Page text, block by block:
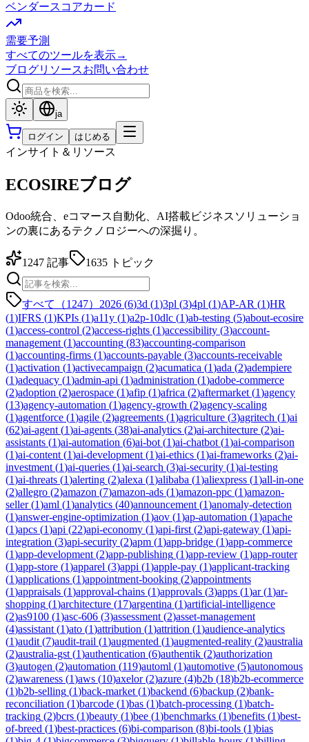
ベンダースコアカード
需要予測
すべてのツールを表示→
ブログリソースお問い合わせ
ja
ログイン はじめる
インサイト＆リソース
ECOSIREブログ
Odoo統合、eコマース自動化、AI搭載ビジネスソリューショ
ンの裏にあるテクノロジーへの深掘り。
1247 記事 1635 トピック
すべて（1247） 2026 (6)3d (1)3pl (3)4pl (1)AP-AR (1)HR
(1)IFRS (1)KPIs (1)a11y (1)a2p-10dlc (1)ab-testing (5)about-ecosire
(1)access-control (2)access-rights (1)accessibility (3)account-
management (1)accounting (83)accounting-comparison
(1)accounting-firms (1)accounts-payable (3)accounts-receivable
(1)activation (1)activecampaign (2)acumatica (1)ada (2)adempiere
(1)adequacy (1)admin-api (1)administration (1)adobe-commerce
(2)adoption (2)aerospace (1)afip (1)africa (2)aftermarket (1)agency
(13)agency-automation (1)agency-growth (2)agency-scaling
(1)agentforce (1)agile (2)agreements (1)agriculture (3)agritech (1)ai
(62)ai-agent (1)ai-agents (38)ai-analytics (2)ai-architecture (2)ai-
assistants (1)ai-automation (6)ai-bot (1)ai-chatbot (1)ai-comparison
(1)ai-content (1)ai-development (1)ai-ethics (1)ai-frameworks (2)ai-
investment (1)ai-queries (1)ai-search (3)ai-security (1)ai-testing
(1)ai-threats (1)alerting (2)alexa (1)alibaba (1)aliexpress (1)all-in-one
(2)allegro (2)amazon (7)amazon-ads (1)amazon-ppc (1)amazon-
seller(1)aml (1)analytics (40)announcement (1)anomaly-detection
(1)answer-engine-optimization (1)aov (1)ap-automation (1)apache
(1)apcs (1)api (22)api-economy (1)api-first (2)api-gateway (1)api-
integration (3)api-security (2)apm (1)app-bridge (1)app-commerce
(1)app-development (2)app-publishing (1)app-review (1)app-router
(1)app-store (1)apparel (3)appi (1)apple-pay (1)applicant-tracking
(1)applications (1)appointment-booking (2)appointments
(1)appraisals (1)approval-chains (1)approvals (3)apps (1)ar(1)ar-
shopping (1)architecture (17)argentina (1)artificial-intelligence
(2)as9100 (1)asc-606 (3)assessment (2)asset-management
(4)assistant (1)ato (1)attribution (1)attrition (1)audience-analytics
(1)audit (7)audit-trail (1)augmented (1)augmented-reality (2)australia
(2)australia-gst (1)authentication (6)authentik (2)authorization
(3)autogen (2)automation (119)automl (1)automotive (5)autonomous
(2)awareness (1)aws (10)axelor(2)azure (4)b2b (18)b2b-ecommerce
(1)b2b-selling (1)back-market (1)backend (6)backup (2)bank-
reconciliation (1)barcode (1)bas (1)batch-processing (1)batch-
tracking (2)bcrs (1)beauty (1)bee (1)benchmarks (1)benefits (1)best-
of-breed (1)best-practices (6)bi-comparison (8)bi-tools (1)bias